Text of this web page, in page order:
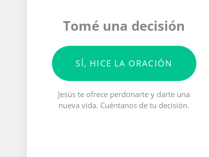
Tomé una decisión
SÍ, HICE LA ORACIÓN
Jesús te ofrece perdonarte y darte una
nueva vida. Cuéntanos de tu decisión.